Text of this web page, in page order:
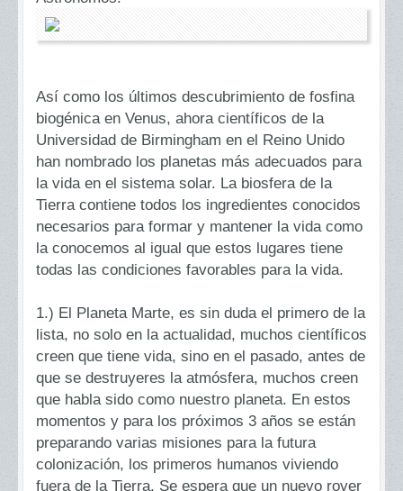
Así como los últimos descubrimiento de fosfina
biogénica en Venus, ahora científicos de la
Universidad de Birmingham en el Reino Unido
han nombrado los planetas más adecuados para
la vida en el sistema solar. La biosfera de la
Tierra contiene todos los ingredientes conocidos
necesarios para formar y mantener la vida como
la conocemos al igual que estos lugares tiene
todas las condiciones favorables para la vida.
1.) El Planeta Marte, es sin duda el primero de la
lista, no solo en la actualidad, muchos científicos
creen que tiene vida, sino en el pasado, antes de
que se destruyeres la atmósfera, muchos creen
que habla sido como nuestro planeta. En estos
momentos y para los próximos 3 años se están
preparando varias misiones para la futura
colonización, los primeros humanos viviendo
fuera de la Tierra. Se espera que un nuevo rover